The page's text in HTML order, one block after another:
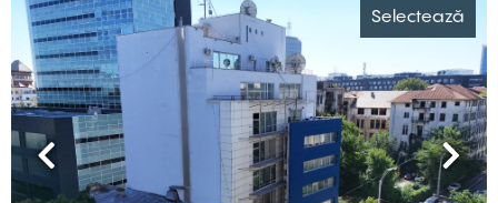
Selectează
Previous Next